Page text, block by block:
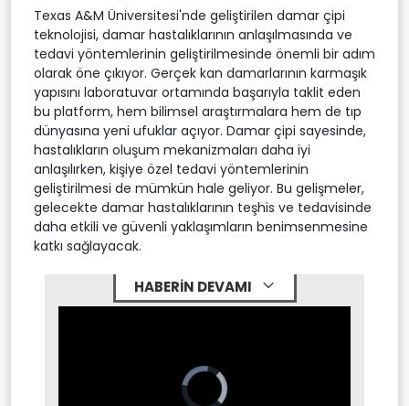
Texas A&M Üniversitesi'nde geliştirilen damar çipi
teknolojisi, damar hastalıklarının anlaşılmasında ve
tedavi yöntemlerinin geliştirilmesinde önemli bir adım
olarak öne çıkıyor. Gerçek kan damarlarının karmaşık
yapısını laboratuvar ortamında başarıyla taklit eden
bu platform, hem bilimsel araştırmalara hem de tıp
dünyasına yeni ufuklar açıyor. Damar çipi sayesinde,
hastalıkların oluşum mekanizmaları daha iyi
anlaşılırken, kişiye özel tedavi yöntemlerinin
geliştirilmesi de mümkün hale geliyor. Bu gelişmeler,
gelecekte damar hastalıklarının teşhis ve tedavisinde
daha etkili ve güvenli yaklaşımların benimsenmesine
katkı sağlayacak.
HABERİN DEVAMI
Video
Player
is
loading.